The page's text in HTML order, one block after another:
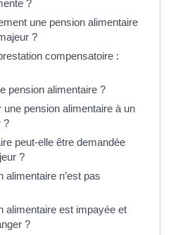
?
une pension alimentaire
?
compensatoire :
pension alimentaire ?
pension alimentaire à un
?
peut-elle être demandée
?
alimentaire n’est pas
alimentaire est impayée et
?